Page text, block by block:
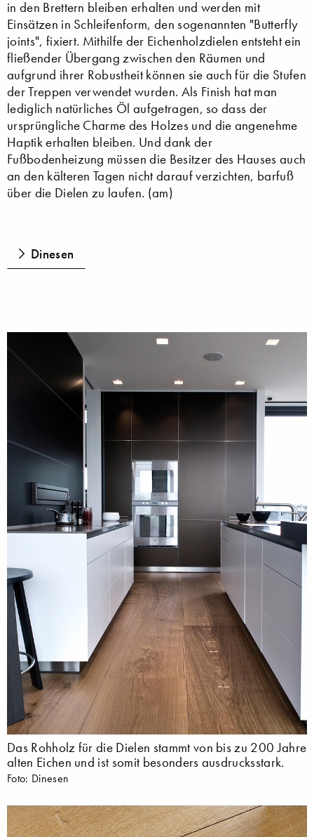
in den Brettern bleiben erhalten und werden mit
Einsätzen in Schleifenform, den sogenannten "Butterfly
joints", fixiert. Mithilfe der Eichenholzdielen entsteht ein
fließender Übergang zwischen den Räumen und
aufgrund ihrer Robustheit können sie auch für die Stufen
der Treppen verwendet wurden. Als Finish hat man
lediglich natürliches Öl aufgetragen, so dass der
ursprüngliche Charme des Holzes und die angenehme
Haptik erhalten bleiben. Und dank der
Fußbodenheizung müssen die Besitzer des Hauses auch
an den kälteren Tagen nicht darauf verzichten, barfuß
über die Dielen zu laufen. (am)
Dinesen
Das Rohholz für die Dielen stammt von bis zu 200 Jahre
alten Eichen und ist somit besonders ausdrucksstark.
Foto: Dinesen